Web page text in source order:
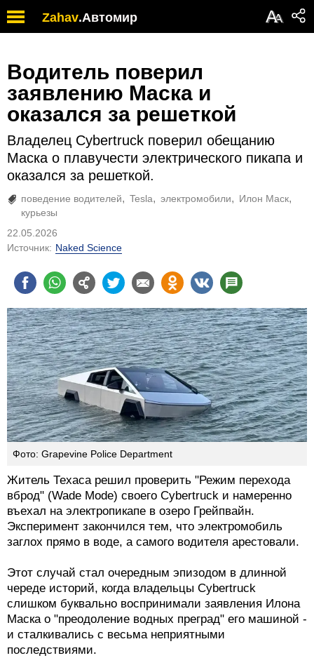
Zahav.Автомир АА
Водитель поверил
заявлению Маска и
оказался за решеткой
Владелец Cybertruck поверил обещанию
Маска о плавучести электрического пикапа и
оказался за решеткой.
поведение водителей Tesla электромобили
Илон Маск
курьезы
22.05.2026
Источник: Naked Science
Фото: Grapevine Police Department
Житель Техаса решил проверить "Режим перехода
вброд" (Wade Mode) своего Cybertruck и намеренно
въехал на электропикапе в озеро Грейпвайн.
Эксперимент закончился тем, что электромобиль
заглох прямо в воде, а самого водителя арестовали.
Этот случай стал очередным эпизодом в длинной
череде историй, когда владельцы Cybertruck
слишком буквально воспринимали заявления Илона
Маска о "преодоление водных преград" его машиной -
и сталкивались с весьма неприятными
последствиями.